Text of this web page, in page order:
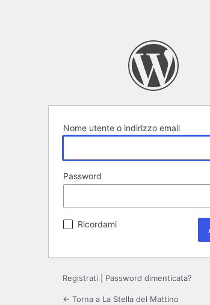
Nome utente o indirizzo email
Password
Ricordami
Registrati Password dimenticata?
← Torna a La Stella del Mattino